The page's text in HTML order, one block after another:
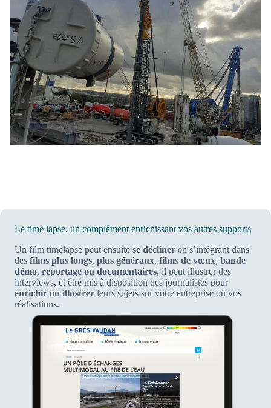
Le time lapse, un complément enrichissant vos autres supports
Un film timelapse peut ensuite se décliner en s’intégrant dans
des films plus longs, plus généraux, films de vœux, bande
démo, reportage ou documentaires, il peut illustrer des
interviews, et être mis à disposition des journalistes pour
enrichir ou illustrer leurs sujets sur votre entreprise ou vos
réalisations.